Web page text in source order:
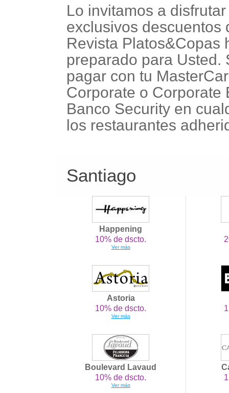
Lo invitamos a
exclusivos descuentos
Revista Platos&Copas
preparado para Usted.
pagar con tu
Corporate o Corporate
Banco Security en
los restaurantes
Santiago
Happening
10% de dscto.
Ver más
Astoria
10% de dscto.
Ver más
Boulevard Lavaud
10% de dscto.
Ver más